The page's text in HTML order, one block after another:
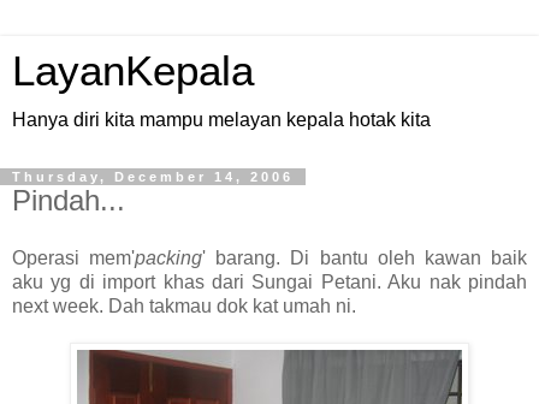
LayanKepala
Hanya diri kita mampu melayan kepala hotak kita
Thursday, December 14, 2006
Pindah...
Operasi mem'packing' barang. Di bantu oleh kawan baik
aku yg di import khas dari Sungai Petani. Aku nak pindah
next week. Dah takmau dok kat umah ni.